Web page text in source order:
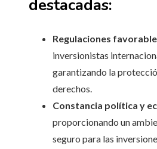
destacadas:
Regulaciones
inversionistas
garantizando la
derechos.
Constancia política y
proporcionando un
seguro para las